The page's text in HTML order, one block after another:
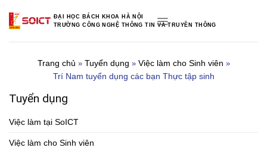
content
ĐẠI HỌC BÁCH KHOA HÀ NỘI
TRƯỜNG CÔNG NGHỆ THÔNG TIN VÀ TRUYỀN THÔNG
Trang chủ » Tuyển dụng » Việc làm cho Sinh viên »
Trí Nam tuyển dụng các bạn Thực tập sinh
Tuyển dụng
Việc làm tại SoICT
Việc làm cho Sinh viên